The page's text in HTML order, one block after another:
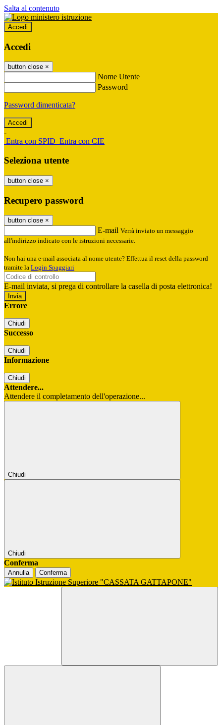
Salta al contenuto
Accedi
Accedi
button close ×
Nome Utente
Password
Password dimenticata?
-
Entra con SPID Entra con CIE
Seleziona utente
button close ×
Recupero password
button close ×
E-mail Verrà inviato un messaggio
all'indirizzo indicato con le istruzioni necessarie.
Non hai una e-mail associata al nome utente? Effettua il reset della password
tramite la Login Spaggiari
E-mail inviata, si prega di controllare la casella di posta elettronica!
Errore
Chiudi
Successo
Chiudi
Informazione
Chiudi
Attendere...
Attendere il completamento dell'operazione...
Chiudi
Chiudi
Conferma
Annulla Conferma